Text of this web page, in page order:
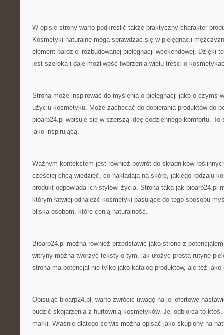
W opisie strony warto podkreślić także praktyczny charakter
Kosmetyki naturalne mogą sprawdzać się w pielęgnacji
element bardziej rozbudowanej pielęgnacji weekendowej. Dzięki
jest szeroka i daje możliwość tworzenia wielu treści o
Strona może inspirować do myślenia o pielęgnacji jako o czymś
użyciu kosmetyku. Może zachęcać do dobierania produktów do
bioarp24.pl wpisuje się w szerszą ideę codziennego komfortu.
jako inspirującą.
Ważnym kontekstem jest również powrót do składników
częściej chcą wiedzieć, co nakładają na skórę, jakiego rodzaju
produkt odpowiada ich stylowi życia. Strona taka jak bioarp24.pl
którym łatwiej odnaleźć kosmetyki pasujące do tego sposobu
bliska osobom, które cenią naturalność.
Bioarp24.pl można również przedstawić jako stronę z
witryny można tworzyć teksty o tym, jak ułożyć prostą rutynę
strona ma potencjał nie tylko jako katalog produktów, ale też
Opisując bioarp24.pl, warto zwrócić uwagę na jej ofertowe
budzić skojarzenia z hurtownią kosmetyków. Jej odbiorca to
marki. Właśnie dlatego serwis można opisać jako skupiony na